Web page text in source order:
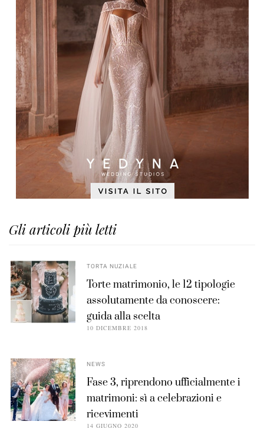
Gli articoli più letti
TORTA NUZIALE
Torte matrimonio, le 12 tipologie
assolutamente da conoscere:
guida alla scelta
10 DICEMBRE 2018
NEWS
Fase 3, riprendono ufficialmente i
matrimoni: sì a celebrazioni e
ricevimenti
14 GIUGNO 2020